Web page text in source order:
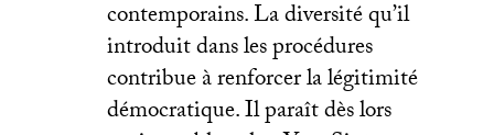
contemporains. La diversité qu’il
introduit dans les procédures
contribue à renforcer la légitimité
démocratique. Il paraît dès lors